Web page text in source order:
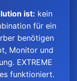
ist: kein
für ein
benötigen
Monitor und
EXTREME
funktioniert.